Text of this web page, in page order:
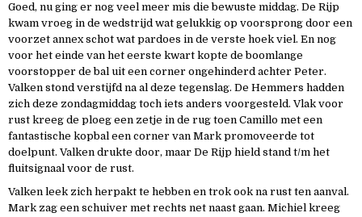
Goed, nu ging er nog veel meer mis die bewuste middag. De Rijp
kwam vroeg in de wedstrijd wat gelukkig op voorsprong door een
voorzet annex schot wat pardoes in de verste hoek viel. En nog
voor het einde van het eerste kwart kopte de boomlange
voorstopper de bal uit een corner ongehinderd achter Peter.
Valken stond verstijfd na al deze tegenslag. De Hemmers hadden
zich deze zondagmiddag toch iets anders voorgesteld. Vlak voor
rust kreeg de ploeg een zetje in de rug toen Camillo met een
fantastische kopbal een corner van Mark promoveerde tot
doelpunt. Valken drukte door, maar De Rijp hield stand t/m het
fluitsignaal voor de rust.
Valken leek zich herpakt te hebben en trok ook na rust ten aanval.
Mark zag een schuiver met rechts net naast gaan. Michiel kreeg